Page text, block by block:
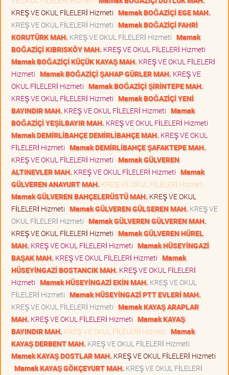
KREŞ VE OKUL FİLELERİ Hizmeti Mamak BOĞAZİÇİ EGE MAH.
KREŞ VE OKUL FİLELERİ Hizmeti Mamak BOĞAZİÇİ FAHRİ
KORUTÜRK MAH. KREŞ VE OKUL FİLELERİ Hizmeti Mamak
BOĞAZİÇİ KIBRISKÖY MAH. KREŞ VE OKUL FİLELERİ Hizmeti
Mamak BOĞAZİÇİ KÜÇÜK KAYAŞ MAH. KREŞ VE OKUL FİLELERİ
Hizmeti Mamak BOĞAZİÇİ ŞAHAP GÜRLER MAH. KREŞ VE
OKUL FİLELERİ Hizmeti Mamak BOĞAZİÇİ ŞİRİNTEPE MAH.
KREŞ VE OKUL FİLELERİ Hizmeti Mamak BOĞAZİÇİ YENİ
BAYINDIR MAH. KREŞ VE OKUL FİLELERİ Hizmeti Mamak
BOĞAZİÇİ YEŞİLBAYIR MAH. KREŞ VE OKUL FİLELERİ Hizmeti
Mamak DEMİRLİBAHÇE DEMİRLİBAHÇE MAH. KREŞ VE OKUL
FİLELERİ Hizmeti Mamak DEMİRLİBAHÇE ŞAFAKTEPE MAH.
KREŞ VE OKUL FİLELERİ Hizmeti Mamak GÜLVEREN
ALTINEVLER MAH. KREŞ VE OKUL FİLELERİ Hizmeti Mamak
GÜLVEREN ANAYURT MAH. KREŞ VE OKUL FİLELERİ Hizmeti
Mamak GÜLVEREN BAHÇELERÜSTÜ MAH. KREŞ VE OKUL
FİLELERİ Hizmeti Mamak GÜLVEREN GÜLSEREN MAH. KREŞ VE
OKUL FİLELERİ Hizmeti Mamak GÜLVEREN GÜLVEREN MAH.
KREŞ VE OKUL FİLELERİ Hizmeti Mamak GÜLVEREN HÜREL
MAH. KREŞ VE OKUL FİLELERİ Hizmeti Mamak HÜSEYİNGAZİ
BAŞAK MAH. KREŞ VE OKUL FİLELERİ Hizmeti Mamak
HÜSEYİNGAZİ BOSTANCIK MAH. KREŞ VE OKUL FİLELERİ
Hizmeti Mamak HÜSEYİNGAZİ EKİN MAH. KREŞ VE OKUL
FİLELERİ Hizmeti Mamak HÜSEYİNGAZİ PTT EVLERİ MAH.
KREŞ VE OKUL FİLELERİ Hizmeti Mamak KAYAŞ ARAPLAR
MAH. KREŞ VE OKUL FİLELERİ Hizmeti Mamak KAYAŞ
BAYINDIR MAH. KREŞ VE OKUL FİLELERİ Hizmeti Mamak
KAYAŞ DERBENT MAH. KREŞ VE OKUL FİLELERİ Hizmeti
Mamak KAYAŞ DOSTLAR MAH. KREŞ VE OKUL FİLELERİ Hizmeti
Mamak KAYAŞ GÖKÇEYURT MAH. KREŞ VE OKUL FİLELERİ